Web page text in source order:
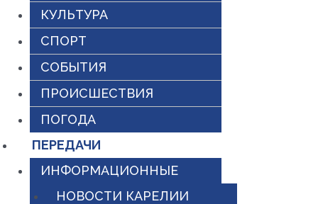
КУЛЬТУРА
СПОРТ
СОБЫТИЯ
ПРОИСШЕСТВИЯ
ПОГОДА
ПЕРЕДАЧИ
ИНФОРМАЦИОННЫЕ
НОВОСТИ КАРЕЛИИ